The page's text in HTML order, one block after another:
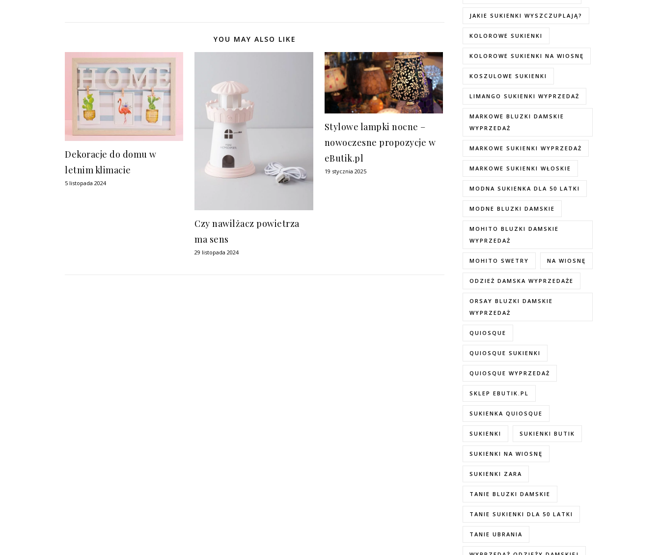
YOU MAY ALSO LIKE
Dekoracje do domu w
letnim klimacie
5 listopada 2024
Czy nawilżacz powietrza
ma sens
29 listopada 2024
Stylowe lampki nocne –
nowoczesne propozycje w
eButik.pl
19 stycznia 2025
JAKIE SUKIENKI WYSZCZUPLAJĄ?
KOLOROWE SUKIENKI
KOLOROWE SUKIENKI NA WIOSNĘ
KOSZULOWE SUKIENKI
LIMANGO SUKIENKI WYPRZEDAŻ
MARKOWE BLUZKI DAMSKIE
WYPRZEDAŻ
MARKOWE SUKIENKI WYPRZEDAŻ
MARKOWE SUKIENKI WŁOSKIE
MODNA SUKIENKA DLA 50 LATKI
MODNE BLUZKI DAMSKIE
MOHITO BLUZKI DAMSKIE
WYPRZEDAŻ
MOHITO SWETRY NA WIOSNĘ
ODZIEŻ DAMSKA WYPRZEDAŻE
ORSAY BLUZKI DAMSKIE
WYPRZEDAŻ
QUIOSQUE
QUIOSQUE SUKIENKI
QUIOSQUE WYPRZEDAŻ
SKLEP EBUTIK.PL
SUKIENKA QUIOSQUE
SUKIENKI SUKIENKI BUTIK
SUKIENKI NA WIOSNĘ
SUKIENKI ZARA
TANIE BLUZKI DAMSKIE
TANIE SUKIENKI DLA 50 LATKI
TANIE UBRANIA